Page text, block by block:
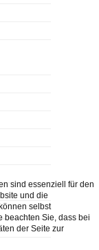
sind essenziell für den
und die
selbst
beachten Sie, dass bei
der Seite zur